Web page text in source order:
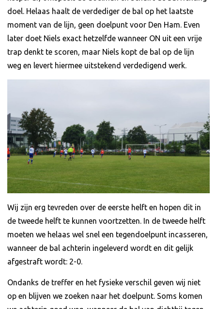
doel. Helaas haalt de verdediger de bal op het laatste
moment van de lijn, geen doelpunt voor Den Ham. Even
later doet Niels exact hetzelfde wanneer ON uit een vrije
trap denkt te scoren, maar Niels kopt de bal op de lijn
weg en levert hiermee uitstekend verdedigend werk.
Wij zijn erg tevreden over de eerste helft en hopen dit in
de tweede helft te kunnen voortzetten. In de tweede helft
moeten we helaas wel snel een tegendoelpunt incasseren,
wanneer de bal achterin ingeleverd wordt en dit gelijk
afgestraft wordt: 2-0.
Ondanks de treffer en het fysieke verschil geven wij niet
op en blijven we zoeken naar het doelpunt. Soms komen